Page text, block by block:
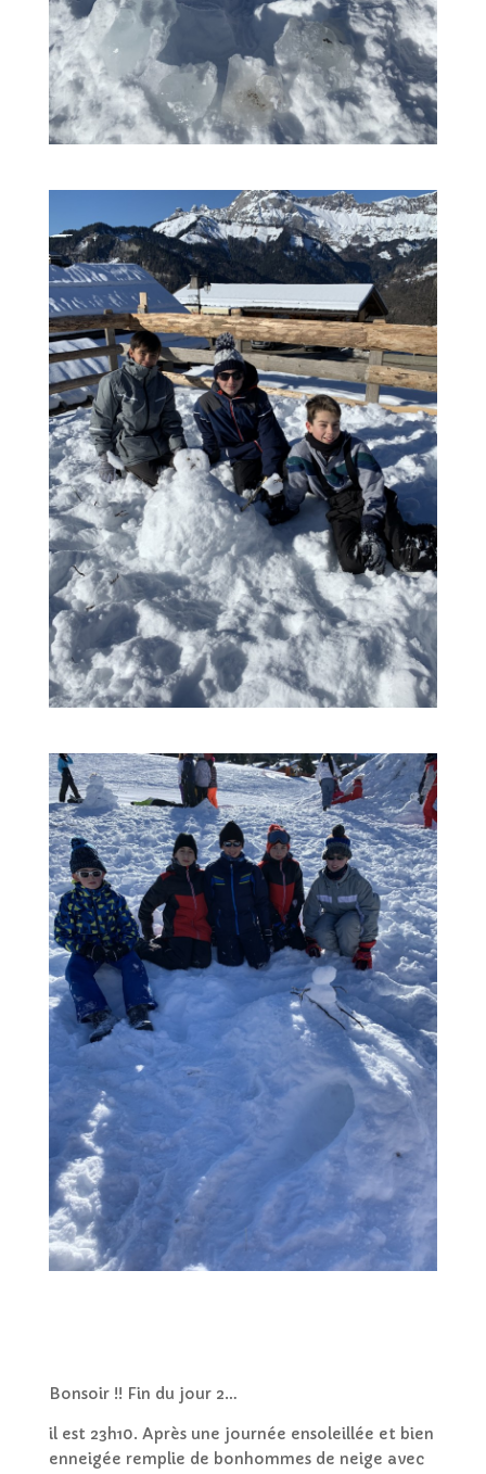
Bonsoir !! Fin du jour 2…
il est 23h10. Après une journée ensoleillée et bien
enneigée remplie de bonhommes de neige avec